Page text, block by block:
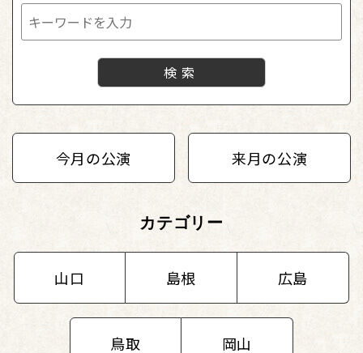
今月の公演 来月の公演
カテゴリー
山口 島根 広島
鳥取 岡山